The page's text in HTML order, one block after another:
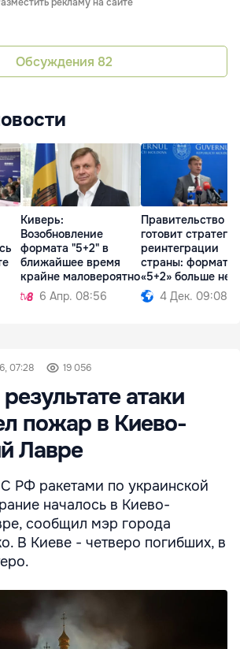
рекламу на сайте
Обсуждения 82
Киверь:
Возобновление
формата "5+2" в
ближайшее время
крайне маловероятно
6 Апр. 08:56
Правительство
готовит
реинтеграции
страны: формата
«5+2» больше нет
4 Дек. 09:08
07:28 19 056
атаки
пожар в Киево-
Лавре
РФ ракетами по украинской
началось в Киево-
сообщил мэр города
В Киеве - четверо погибших, в